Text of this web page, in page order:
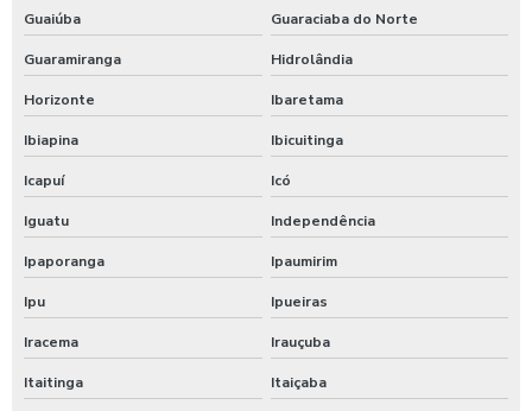
Empresa de terraplanagem ce
Empresa de terraplanagem na bahia
Empresa de terraplanagem no ceará
Empresa de terraplanagem perto de mim
Empresa de terraplanagem rn
Empresa de terraplenagem em piauí
Guaiúba Guaraciaba do Norte
Guaramiranga Hidrolândia
Horizonte Ibaretama
Ibiapina Ibicuitinga
Icapuí Icó
Iguatu Independência
Ipaporanga Ipaumirim
Ipu Ipueiras
Iracema Irauçuba
Itaitinga Itaiçaba